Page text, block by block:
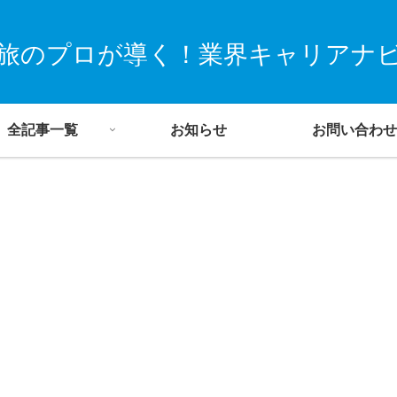
のプロが導く！業界キャリアナ
全記事一覧 お知らせ お問い合わせ